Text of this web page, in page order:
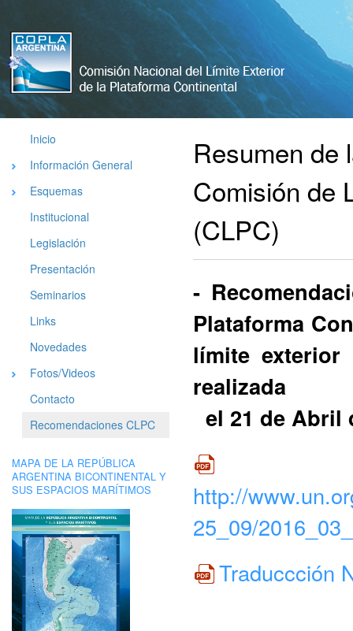
Comisión
Nacional
del Limite
Exterior de
La
Plataforma
Argentina
Inicio
Información General
Esquemas
Institucional
Legislación
Presentación
Seminarios
Links
Novedades
Fotos/Videos
Contacto
Recomendaciones CLPC
MAPA DE LA REPÚBLICA
ARGENTINA BICONTINENTAL Y
SUS ESPACIOS MARÍTIMOS
Resumen de
Comisión de
(CLPC)
-
Plataforma
límite exterior
realizada
el 21 de Abril
http://
25_09/
Traduccción